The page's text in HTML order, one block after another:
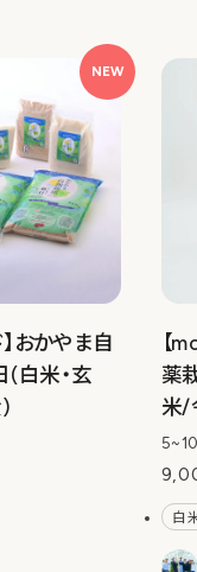
NEW
おかやま自
白米・玄
【
薬
米/
白